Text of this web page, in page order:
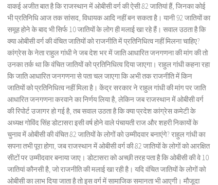
वाकई अजीत बात है कि राजस्थान में ओबीसी वर्ग की ऐसी 82 जातियां हैं, जिनका कोई
भी प्रतिनिधि आज तक सांसद, विधायक आदि नहीं बन सकता है। यानी 92 जातियों का
समूह होने के बाद भी सिर्फ 10 जातियों के लोग ही मलाई खा रहे हैं। सवाल उठता है कि
क्या ओबीसी वर्ग की वंचित जातियों को राजनीति में प्रतिनिधित्व नहीं मिलना चाहिए?
कांग्रेस के नेता राहुल गांधी ने जब देश भर में जाति आधारित जनगणना की मांग की तो
उनका तर्क था कि वंचित जातियों को प्रतिनिधित्व दिया जाएगा। राहुल गांधी कहना रहा
कि जाति आधारित जनगणना से पता चल जाएगा कि अभी तक राजनीति में किन
जातियों को प्रतिनिधित्व नहीं मिला है। केंद्र सरकार ने राहुल गांधी की मांग पर जाति
आधारित जनगणना करवाने का निर्णय लिया है, लेकिन जब राजस्थान में ओबीसी वर्ग
की रिपोर्ट उजागर हो गई है, तब सवाल उठता है कि क्या प्रदेश कांग्रेस कमेटी के
अध्यक्ष गोविंद सिंह डोटासरा इसी वर्ष होने वाले पंचायती राज और शहरी निकायों के
चुनाव में ओबीसी की वंचित 82 जातियों के लोगों को उम्मीदवार बनाएंगे? राहुल गांधी का
सपना तभी पूरा होगा, जब राजस्थान में ओबीसी वर्ग की 82 जातियों के लोगों को आरक्षित
सीटों पर उम्मीदवार बनाया जाए। डोटासरा को अच्छी तरह पता है कि ओबीसी की वे 10
जातियां कौनसी है, जो राजनीति की मलाई खा रही है। यदि वंचित जातियों के लोगों को
ओबीसी का लाभ दिया जाता है तो इस वर्ग में सामाजिक समानता भी आएगी। मौजूदा